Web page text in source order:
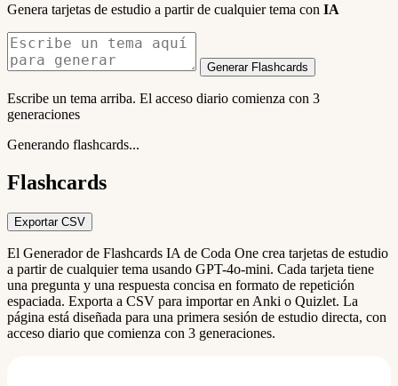
Genera tarjetas de estudio a partir de cualquier tema con IA
Generar Flashcards
Escribe un tema arriba. El acceso diario comienza con 3
generaciones
Generando flashcards...
Flashcards
Exportar CSV
El Generador de Flashcards IA de Coda One crea tarjetas de estudio
a partir de cualquier tema usando GPT-4o-mini. Cada tarjeta tiene
una pregunta y una respuesta concisa en formato de repetición
espaciada. Exporta a CSV para importar en Anki o Quizlet. La
página está diseñada para una primera sesión de estudio directa, con
acceso diario que comienza con 3 generaciones.